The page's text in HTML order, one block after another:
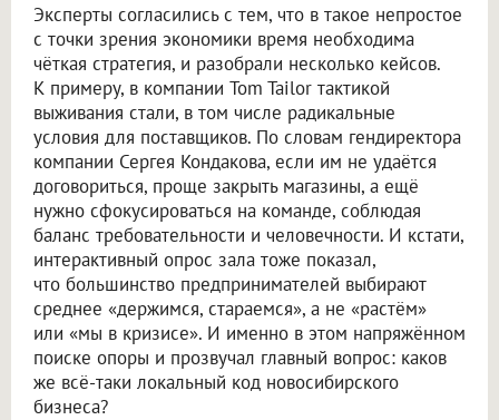
Эксперты согласились с тем, что в такое непростое
с точки зрения экономики время необходима
чёткая стратегия, и разобрали несколько кейсов.
К примеру, в компании Tom Tailor тактикой
выживания стали, в том числе радикальные
условия для поставщиков. По словам гендиректора
компании Сергея Кондакова, если им не удаётся
договориться, проще закрыть магазины, а ещё
нужно сфокусироваться на команде, соблюдая
баланс требовательности и человечности. И кстати,
интерактивный опрос зала тоже показал,
что большинство предпринимателей выбирают
среднее «держимся, стараемся», а не «растём»
или «мы в кризисе». И именно в этом напряжённом
поиске опоры и прозвучал главный вопрос: каков
же всё-таки локальный код новосибирского
бизнеса?